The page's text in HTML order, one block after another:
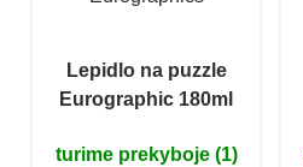
Lepidlo na puzzle
Eurographic 180ml
turime prekyboje (1)